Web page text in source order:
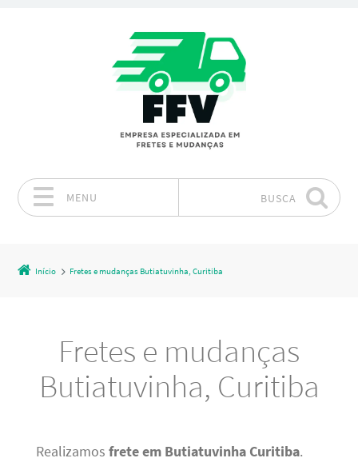
MENU BUSCA
Início Fretes e mudanças Butiatuvinha, Curitiba
Fretes e mudanças
Butiatuvinha, Curitiba
Realizamos frete em Butiatuvinha Curitiba.